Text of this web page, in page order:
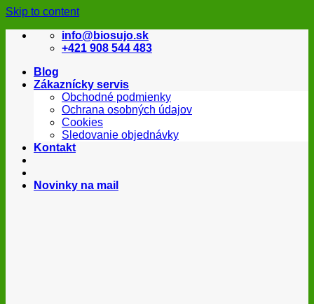
Skip to content
info@biosujo.sk
+421 908 544 483
Blog
Zákaznícky servis
Obchodné podmienky
Ochrana osobných údajov
Cookies
Sledovanie objednávky
Kontakt
Novinky na mail